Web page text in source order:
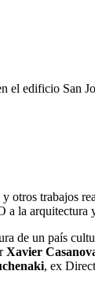
edificio San
otros trabajos
la
un país
Xavier
, ex